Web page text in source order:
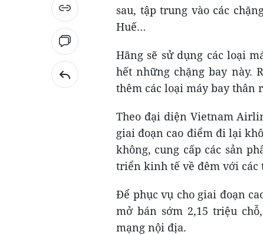
sau, tập trung vào các
Huế…
Hãng sẽ sử dụng các loại
hết những chặng bay này.
thêm các loại máy bay thân
Theo đại diện Vietnam
giai đoạn cao điểm đi lại
không, cung cấp các sản
triển kinh tế về đêm với các
Để phục vụ cho giai đoạn
mở bán sớm 2,15 triệu
mạng nội địa.